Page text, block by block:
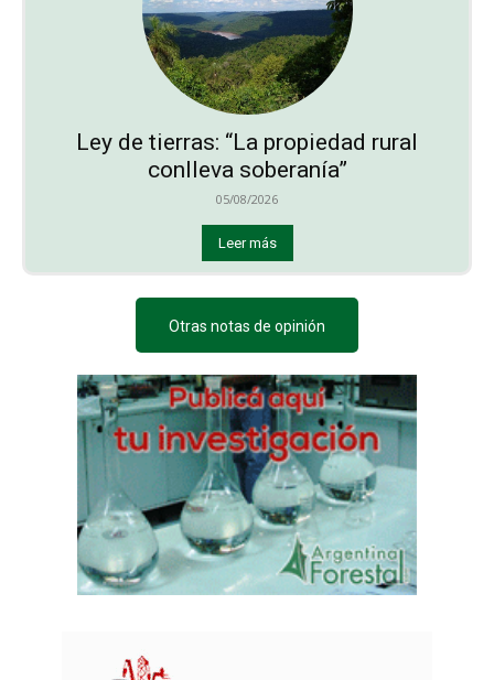
Ley de tierras: “La propiedad rural
conlleva soberanía”
05/08/2026
Leer más
Otras notas de opinión